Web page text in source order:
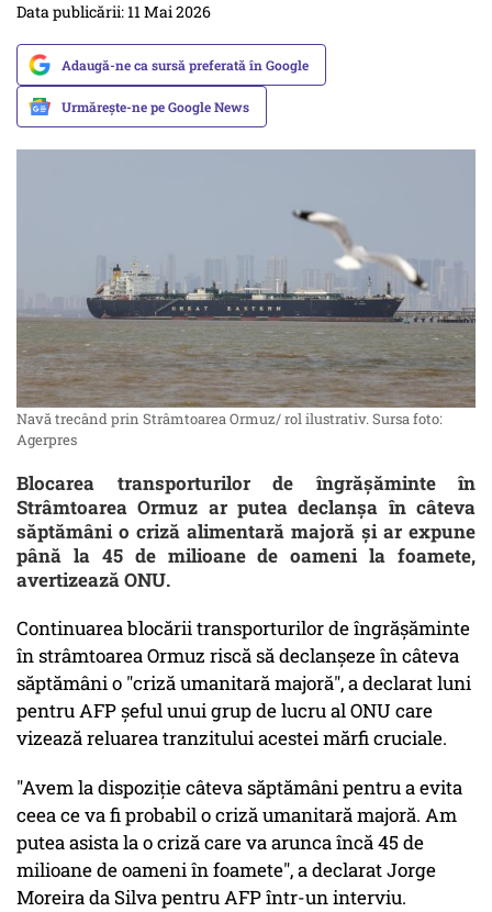
Data publicării: 11 Mai 2026
Adaugă-ne ca sursă preferată în Google
Urmărește-ne pe Google News
Navă trecând prin Strâmtoarea Ormuz/ rol ilustrativ. Sursa foto:
Agerpres
Blocarea transporturilor de îngrășăminte în
Strâmtoarea Ormuz ar putea declanșa în câteva
săptămâni o criză alimentară majoră și ar expune
până la 45 de milioane de oameni la foamete,
avertizează ONU.
Continuarea blocării transporturilor de îngrăşăminte
în strâmtoarea Ormuz riscă să declanşeze în câteva
săptămâni o "criză umanitară majoră", a declarat luni
pentru AFP şeful unui grup de lucru al ONU care
vizează reluarea tranzitului acestei mărfi cruciale.
"Avem la dispoziţie câteva săptămâni pentru a evita
ceea ce va fi probabil o criză umanitară majoră. Am
putea asista la o criză care va arunca încă 45 de
milioane de oameni în foamete", a declarat Jorge
Moreira da Silva pentru AFP într-un interviu.